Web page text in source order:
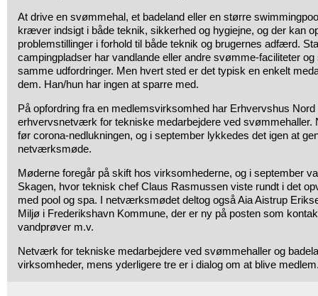
At drive en svømmehal, et badeland eller en større
kræver indsigt i både teknik, sikkerhed og hygiejne, og der kan
problemstillinger i forhold til både teknik og brugernes adfærd.
campingpladser har vandlande eller andre svømme-faciliteter
samme udfordringer. Men hvert sted er det typisk en enkelt
dem. Han/hun har ingen at sparre med.
På opfordring fra en medlemsvirksomhed har Erhvervshus
erhvervsnetværk for tekniske medarbejdere ved svømmehaller.
før corona-nedlukningen, og i september lykkedes det igen at
netværksmøde.
Møderne foregår på skift hos virksomhederne, og i september
Skagen, hvor teknisk chef Claus Rasmussen viste rundt i det
med pool og spa. I netværksmødet deltog også Aia Aistrup
Miljø i Frederikshavn Kommune, der er ny på posten som
vandprøver m.v.
Netværk for tekniske medarbejdere ved svømmehaller og
virksomheder, mens yderligere tre er i dialog om at blive